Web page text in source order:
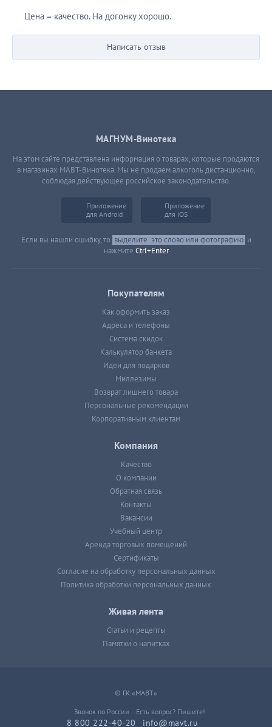
Цена = качество. На догонку хорошо.
Написать отзыв
МАГНУМ-Винотека
На этом сайте представлена информация о товарах, которые продаются
в магазинах МАВТ-Винотека. Мы не продаем алкоголь дистанционно,
соблюдая действующее российское законодательство.
Приложение
для Android
Приложение
для iOS
Если вы нашли ошибку, то выделите это слово или фотографию и
нажмите Ctrl+Enter
Покупателям
Как оформить заказ
Адреса и телефоны
Система скидок
Калькулятор банкета
Идеи для подарков
Миллезимы
Возврат лишнего товара
Персональные рекомендации
Корпоративным клиентам
Компания
Качество
О компании
Обратная связь
Контакты
Вакансии
Учебный центр
Аренда торговых помещений
Сертификаты
Согласие на обработку персональных данных
Политика обработки персональных данных
Живая лента
Статьи и рецепты
Памятки о напитках
© ГК «МАВТ»
Звонок по России
8 800 222-40-20
Есть вопрос? Пишите!
info@mavt.ru